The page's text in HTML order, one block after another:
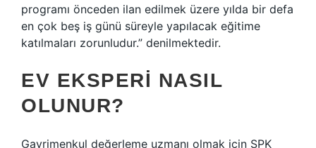
programı önceden ilan edilmek üzere yılda bir defa
en çok beş iş günü süreyle yapılacak eğitime
katılmaları zorunludur.” denilmektedir.
EV EKSPERI NASIL
OLUNUR?
Gayrimenkul değerleme uzmanı olmak için SPK